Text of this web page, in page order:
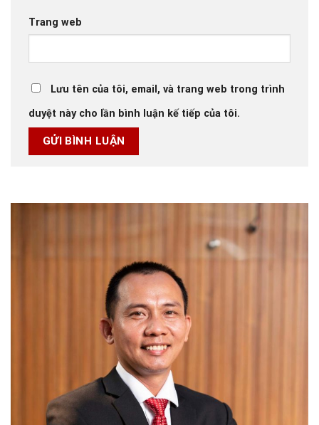
Trang web
Lưu tên của tôi, email, và trang web trong trình
duyệt này cho lần bình luận kế tiếp của tôi.